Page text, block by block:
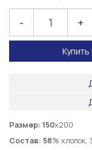
- +
Купить
Размер: 150х200
Состав: 58% хлопок,